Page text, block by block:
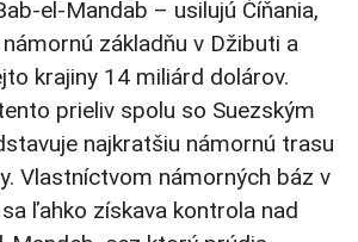
el-Mandab – usilujú Číňania,
základňu v Džibuti a
krajiny 14 miliárd dolárov.
prieliv spolu so Suezským
najkratšiu námornú trasu
Vlastníctvom námorných báz v
ľahko získava kontrola nad